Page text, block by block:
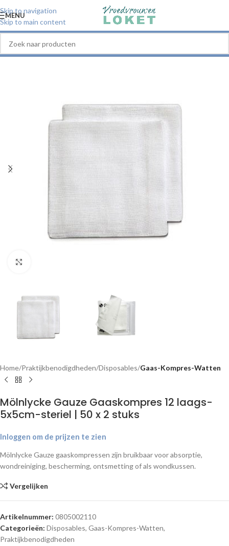
Skip to navigation
Skip to main content
MENU
Home Praktijkbenodigdheden Disposables Gaas-Kompres-Watten
Mölnlycke Gauze Gaaskompres 12 laags-
5x5cm-steriel | 50 x 2 stuks
Inloggen om de prijzen te zien
Mölnlycke Gauze gaaskompressen zijn bruikbaar voor absorptie,
wondreiniging, bescherming, ontsmetting of als wondkussen.
Vergelijken
Artikelnummer: 0805002110
Categorieën: Disposables, Gaas-Kompres-Watten,
Praktijkbenodigdheden